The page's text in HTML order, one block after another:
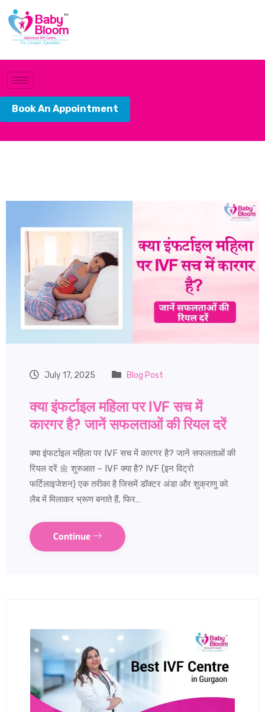
Book An Appointment
July 17, 2025 Blog Post
क्या इंफर्टाइल महिला पर IVF सच में
कारगर है? जानें सफलताओं की रियल दरें
क्या इंफर्टाइल महिला पर IVF सच में कारगर है? जानें सफलताओं की
रियल दरें 🌼 शुरुआत – IVF क्या है? IVF (इन विट्रो
फर्टिलाइजेशन) एक तरीका है जिसमें डॉक्टर अंडा और शुक्राणु को
लैब में मिलाकर भ्रूण बनाते हैं, फिर…
Continue